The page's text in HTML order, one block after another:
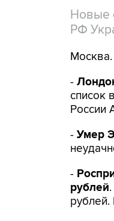
Новые
РФ
-
список
России
- Умер
-
рублей